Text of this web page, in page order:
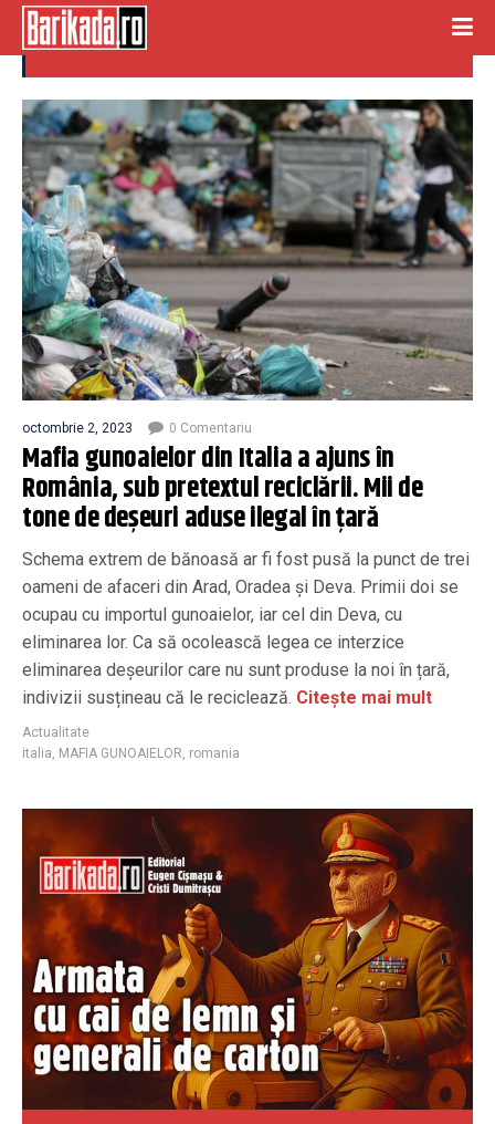
MAFIA GUNOAIELOR
octombrie 2, 2023 0 Comentariu
Mafia gunoaielor din Italia a ajuns în
România, sub pretextul reciclării. Mii de
tone de deșeuri aduse ilegal în țară
Schema extrem de bănoasă ar fi fost pusă la punct de trei
oameni de afaceri din Arad, Oradea și Deva. Primii doi se
ocupau cu importul gunoaielor, iar cel din Deva, cu
eliminarea lor. Ca să ocolească legea ce interzice
eliminarea deșeurilor care nu sunt produse la noi în țară,
indivizii susțineau că le reciclează. Citește mai mult
Actualitate
italia, MAFIA GUNOAIELOR, romania